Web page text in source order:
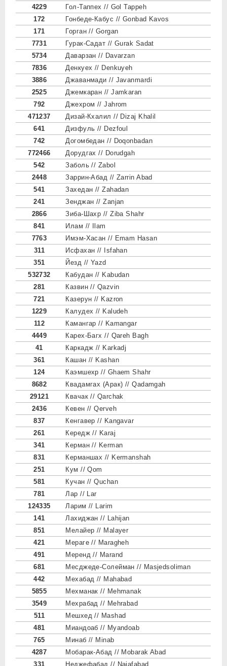
4229
Гол-Таппех // Gol Tappeh
172
Гонбеде-Кабус // Gonbad Kavos
171
Горган // Gorgan
7731
Гурак-Садат // Gurak Sadat
5734
Даварзан // Davarzan
7836
Денкуех // Denkuyeh
3886
Джаванмади // Javanmardi
2525
Джемкаран // Jamkaran
792
Джехром // Jahrom
471237
Дизай-Кхалил // Dizaj Khalil
641
Дизфуль // Dezfoul
742
Догомбедан // Doqonbadan
772466
Дорудгах // Dorudgah
542
Заболь // Zabol
2448
Заррин-Абад // Zarrin Abad
541
Захедан // Zahadan
241
Зенджан // Zanjan
2866
Зиба-Шахр // Ziba Shahr
841
Илам // Ilam
7763
Имэм-Хасан // Emam Hasan
311
Исфахан // Isfahan
351
Йезд // Yazd
532732
Кабудан // Kabudan
281
Казвин // Qazvin
721
Казерун // Kazron
1229
Калудех // Kaludeh
112
Камангар // Kamangar
4449
Карех-Багх // Qareh Bagh
41
Каркадж // Karkadj
361
Кашан // Kashan
124
Каэмшехр // Ghaem Shahr
8682
Квадамгах (Арак) // Qadamgah
29121
Квачак // Qarchak
2436
Кевен // Qerveh
837
Кенгавер // Kangavar
261
Кередж // Karaj
341
Керман // Kerman
831
Керманшах // Kermanshah
251
Кум // Qom
581
Кучан // Quchan
781
Лар // Lar
124335
Ларим // Larim
141
Лахиджан // Lahijan
851
Мелайер // Malayer
421
Мераге // Maragheh
491
Меренд // Marand
681
Месджеде-Солейман // Masjedsoliman
442
Мехабад // Mahabad
5855
Мехманак // Mehmanak
3549
Мехрабад // Mehrabad
511
Мешхед // Mashad
481
Миандоаб // Myandoab
765
Минаб // Minab
4287
Мобарак-Абад // Mobarak Abad
331
Неджефабад // Najafabad